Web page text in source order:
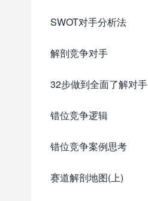
SWOT对手分析法
解剖竞争对手
32步做到全面了解对手
错位竞争逻辑
错位竞争案例思考
赛道解剖地图(上)